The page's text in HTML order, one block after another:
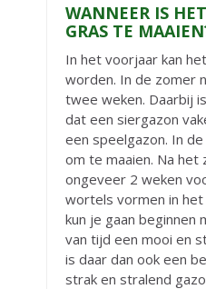
WANNEER IS
GRAS TE
In het voorjaar kan
worden. In de zomer
twee weken. Daarbij
dat een siergazon
een speelgazon. In
om te maaien. Na het
ongeveer 2 weken
wortels vormen in
kun je gaan beginnen
van tijd een mooi en
is daar dan ook een
strak en stralend